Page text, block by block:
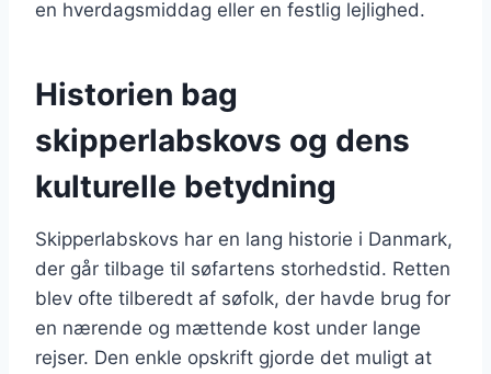
en hverdagsmiddag eller en festlig lejlighed.
Historien bag
skipperlabskovs og dens
kulturelle betydning
Skipperlabskovs har en lang historie i Danmark,
der går tilbage til søfartens storhedstid. Retten
blev ofte tilberedt af søfolk, der havde brug for
en nærende og mættende kost under lange
rejser. Den enkle opskrift gjorde det muligt at